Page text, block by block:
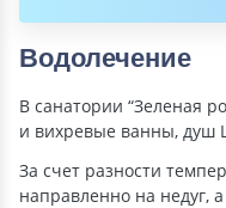
Водолечение
В санатории “Зеленая
и вихревые ванны, душ
За счет разности
направленно на недуг,